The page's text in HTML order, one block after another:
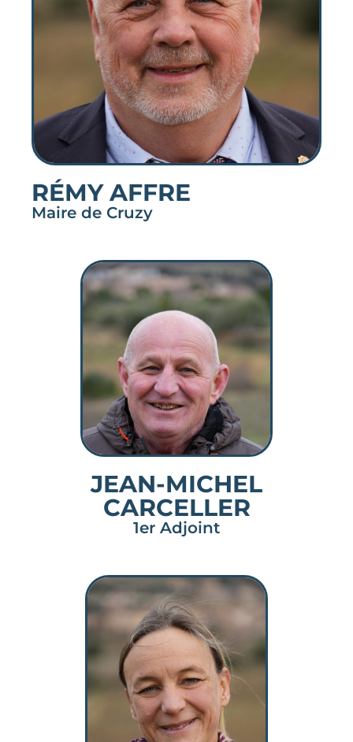
RÉMY AFFRE
Maire de Cruzy
JEAN-MICHEL
CARCELLER
1er Adjoint